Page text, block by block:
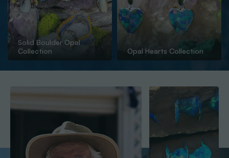
Solid Boulder Opal
Collection
Opal Hearts Collection